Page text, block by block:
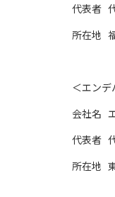
代表者
所在地
＜エン
会社名
代表者
所在地